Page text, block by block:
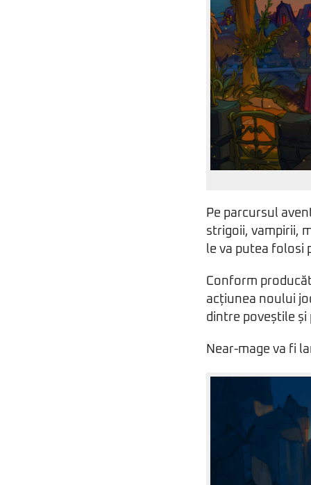
Pe parcursul
strigoii, vampirii,
le va putea folosi
Conform
acțiunea noului
dintre poveștile și
Near-mage va fi